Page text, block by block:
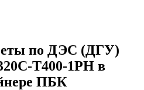
по ДЭС (ДГУ)
Т400-1РН в
ПБК